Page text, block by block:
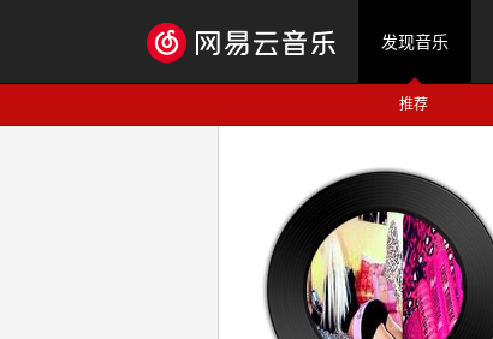
发现音乐
推荐